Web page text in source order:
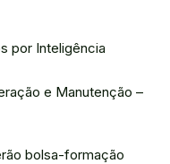
por Inteligência
e Manutenção –
bolsa-formação